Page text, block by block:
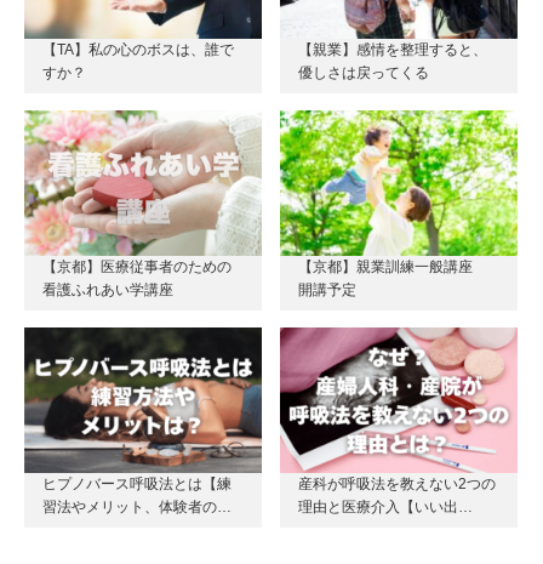
【TA】私の心のボスは、誰で
すか？
【親業】感情を整理すると、
優しさは戻ってくる
【京都】医療従事者のための
看護ふれあい学講座
【京都】親業訓練一般講座
開講予定
ヒプノバース呼吸法とは【練
習法やメリット、体験者の…
産科が呼吸法を教えない2つの
理由と医療介入【いい出…